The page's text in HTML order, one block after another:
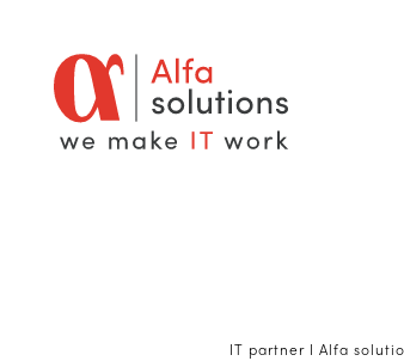
IT partner I Alfa